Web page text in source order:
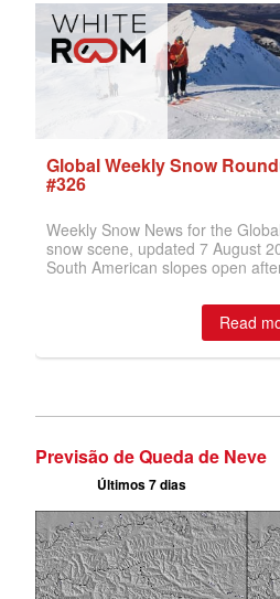
Previsão de Queda de Neve
Últimos 7 dias